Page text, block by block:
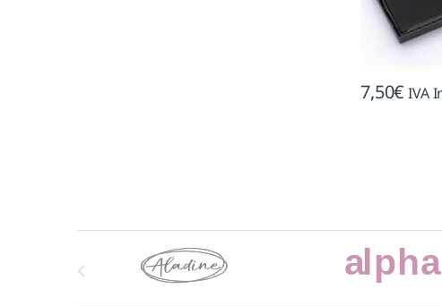
7,50€ IVA
Marcas De Carrusel